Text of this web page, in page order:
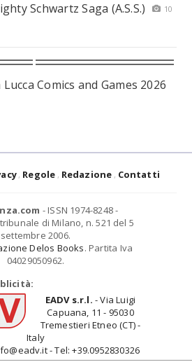
Schwartz Saga (A.S.S.)
10
Comics and Games 2026
Regole Redazione Contatti
- ISSN 1974-8248 -
di Milano, n. 521 del 5
settembre 2006.
Delos Books. Partita Iva
04029050962.
EADV s.r.l. - Via Luigi
Capuana, 11 - 95030
Tremestieri Etneo (CT) -
Italy
- Tel: +39.0952830326